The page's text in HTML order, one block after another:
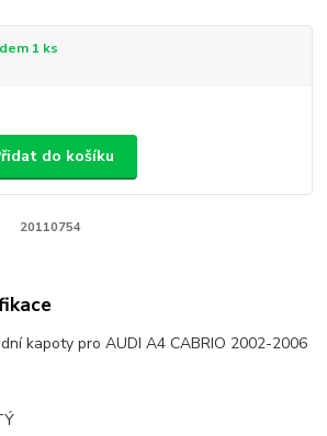
1 ks
do košíku
20110754
kapoty pro AUDI A4 CABRIO 2002-2006